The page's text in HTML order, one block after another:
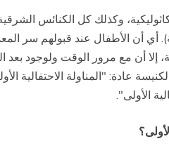
وكذلك كل الكنائس
أي أن الأطفال عند قبولهم سر
إلا أن مع مرور الوقت ولوجود بعد
عادة: "المناولة الاحتفالية
الأولى".